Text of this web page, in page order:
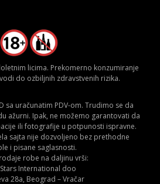
licima. Prekomerno konzumiranje
do ozbiljnih zdravstvenih rizika.
sa uračunatim PDV-om. Trudimo se da
ažurni. Ipak, ne možemo garantovati da
ili fotografije u potpunosti ispravne.
sajta nije dozvoljeno bez prethodne
i pisane saglasnosti.
robe na daljinu vrši:
International doo
28a, Beograd – Vračar